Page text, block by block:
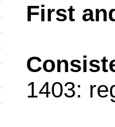
First
1403: